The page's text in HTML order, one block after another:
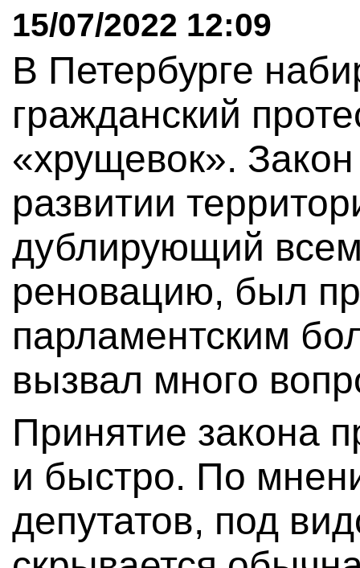
15/07/2022 12:09
В Петербурге
гражданский
«хрущевок».
развитии
дублирующий
реновацию, был
парламентским
вызвал много
Принятие закона
и быстро. По
депутатов, под